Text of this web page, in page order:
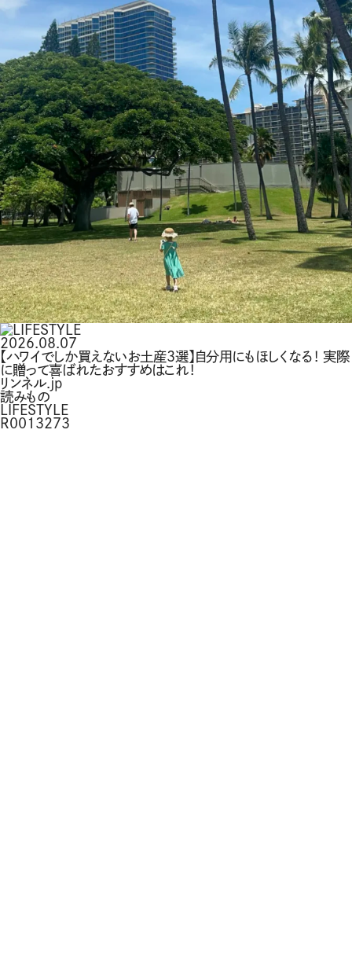
2026.08.07
【ハワイでしか買えないお土産3選】自分用にもほしくなる！ 実際
に贈って喜ばれたおすすめはこれ！
リンネル.jp
読みもの
LIFESTYLE
R0013273